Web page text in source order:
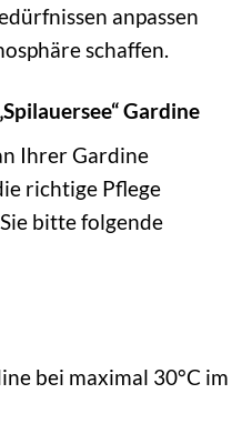
anpassen
schaffen.
Gardine
Ihrer Gardine
richtige Pflege
bitte folgende
bei maximal 30°C im